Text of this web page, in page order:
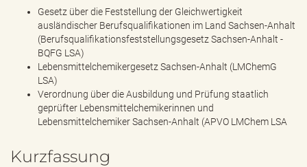
Gesetz über die Feststellung der Gleichwertigkeit
ausländischer Berufsqualifikationen im Land Sachsen-Anhalt
(Berufsqualifikationsfeststellungsgesetz Sachsen-Anhalt -
BQFG LSA)
Lebensmittelchemikergesetz Sachsen-Anhalt (LMChemG
LSA)
Verordnung über die Ausbildung und Prüfung staatlich
geprüfter Lebensmittelchemikerinnen und
Lebensmittelchemiker Sachsen-Anhalt (APVO LMChem LSA
Kurzfassung